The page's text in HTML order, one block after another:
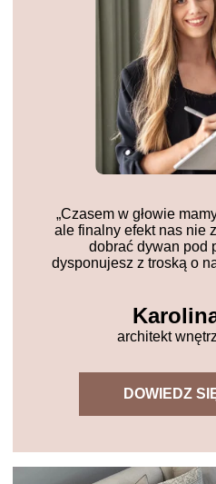
„Czasem w głowie
ale finalny efekt nas nie
dobrać dywan pod
dysponujesz z troską o
DOWIEDZ
architekt